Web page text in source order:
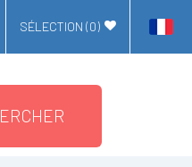
SÉLECTION (0)